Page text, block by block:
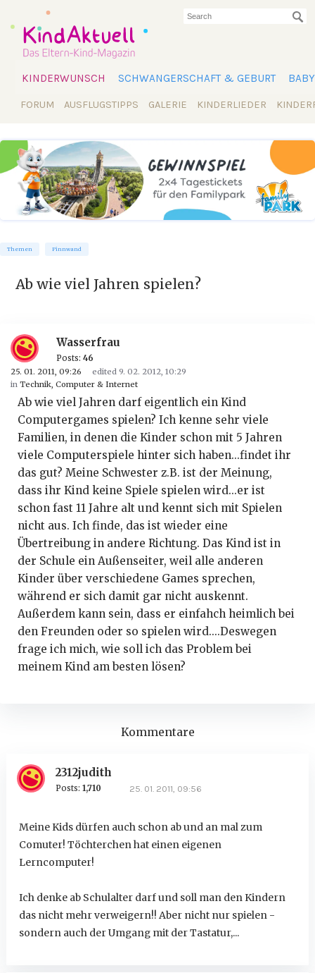
KINDERWUNSCH SCHWANGERSCHAFT & GEBURT
FORUM AUSFLUGSTIPPS GALERIE KINDERLIEDER
Themen Pinnwand
Ab wie viel Jahren spielen?
Wasserfrau
Posts: 46
25. 01. 2011, 09:26
edited 9. 02. 2012, 10:29
in Technik, Computer & Internet
Ab wie viel Jahren darf eigentlich ein Kind
Computergames spielen? Ich kenne sehr viele
Familien, in denen die Kinder schon mit 5 Jahren
viele Computerspiele hinter sich haben...findet ihr
das gut? Meine Schwester z.B. ist der Meinung,
dass ihr Kind keine Spiele spielen wird...er ist
schon fast 11 Jahre alt und kennt sich mit Spielen
nicht aus. Ich finde, das ist wieder eine
Übertreibung in andere Richtung. Das Kind ist in
der Schule ein Außenseiter, weil alle anderen
Kinder über verschiedene Games sprechen,
während er sich damit gar nicht auskennt.
Außerdem kann sein, dass er einfahch heimlich bei
den Freunden oder so spielen wird....Deswegen
frage ich mich, wie soll ich das Problem bei
meinem Kind am besten lösen?
Kommentare
2312judith
Posts: 1,710 25. 01. 2011, 09:56
Meine Kids dürfen auch schon ab und an mal zum
Comuter! Töchterchen hat einen eigenen
Lerncomputer!
Ich denke ab Schulalter darf und soll man den Kindern
das nicht mehr verweigern!! Aber nicht nur spielen -
sondern auch der Umgang mit der Tastatur,...